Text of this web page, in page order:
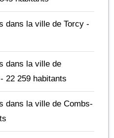
dans la ville de Torcy -
dans la ville de
- 22 259 habitants
dans la ville de Combs-